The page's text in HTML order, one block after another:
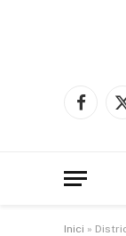
Inici »